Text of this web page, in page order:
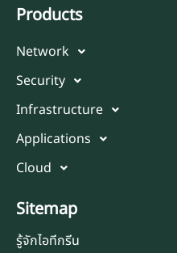
Products
Network
Security
Infrastructure
Applications
Cloud
Sitemap
รู้จักไอทีกรีน